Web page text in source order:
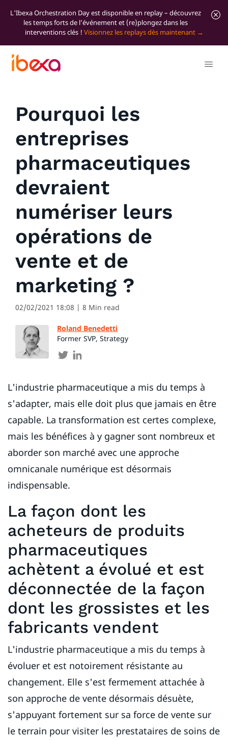
L'Ibexa Orchestration Day est disponible en replay – découvrez
les temps forts de l’événement et (re)plongez dans les
interventions clés ! Visionnez les replays dès maintenant
Tous les articles de blog
Pourquoi les
entreprises
pharmaceutiques
devraient
numériser leurs
opérations de
vente et de
marketing ?
02/02/2021 18:08 | 8 Min read
Roland Benedetti
Former SVP, Strategy
L'industrie pharmaceutique a mis du temps à
s'adapter, mais elle doit plus que jamais en être
capable. La transformation est certes complexe,
mais les bénéfices à y gagner sont nombreux et
aborder son marché avec une approche
omnicanale numérique est désormais
indispensable.
La façon dont les
acheteurs de produits
pharmaceutiques
achètent a évolué et est
déconnectée de la façon
dont les grossistes et les
fabricants vendent
L'industrie pharmaceutique a mis du temps à
évoluer et est notoirement résistante au
changement. Elle s'est fermement attachée à
son approche de vente désormais désuète,
s'appuyant fortement sur sa force de vente sur
le terrain pour visiter les prestataires de soins de